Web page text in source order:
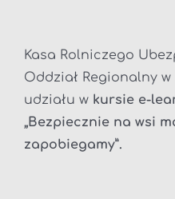
Kasa Rolniczego
Oddział Regionalny
udziału w kursie e-
„Bezpiecznie na wsi
zapobiegamy”.